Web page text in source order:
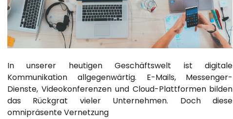
In unserer heutigen Geschäftswelt ist digitale
Kommunikation allgegenwärtig. E-Mails, Messenger-
Dienste, Videokonferenzen und Cloud-Plattformen bilden
das Rückgrat vieler Unternehmen. Doch diese
omnipräsente Vernetzung